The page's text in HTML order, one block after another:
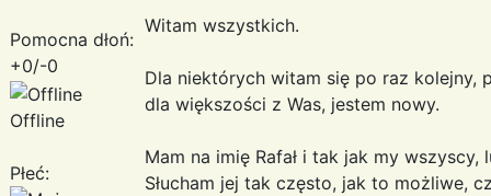
Pomocna dłoń:
+0/-0
Offline
Płeć:
Witam wszystkich.
Dla niektórych witam się po raz kolejny,
dla większości z Was, jestem nowy.
Mam na imię Rafał i tak jak my
Słucham jej tak często, jak to możliwe,